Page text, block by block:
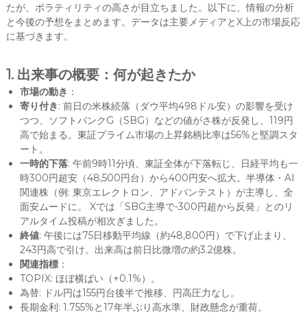
たが、ボラティリティの高さが目立ちました。以下に、情報の分析
と今後の予想をまとめます。データは主要メディアとX上の市場反応
に基づきます。
1. 出来事の概要：何が起きたか
市場の動き ：
寄り付き: 前日の米株続落（ダウ平均498ドル安）の影響を受け
つつ、ソフトバンクG（SBG）などの値がさ株が反発し、119円
高で始まる。東証プライム市場の上昇銘柄比率は56%と堅調スタ
ート。
一時的下落: 午前9時11分頃、東証全体が下落転じ、日経平均も一
時300円超安（48,500円台）から400円安へ拡大。半導体・AI
関連株（例: 東京エレクトロン、アドバンテスト）が主導し、全
面安ムードに。 Xでは「SBG主導で-300円超から反発」とのリ
アルタイム投稿が相次ぎました。
終値: 午後には75日移動平均線（約48,800円）で下げ止まり、
243円高で引け。出来高は前日比微増の約3.2億株。
関連指標：
TOPIX: ほぼ横ばい（+0.1%）。
為替: ドル円は155円台後半で推移、円高圧力なし。
長期金利: 1.755%と17年半ぶり高水準、財政懸念が重荷。